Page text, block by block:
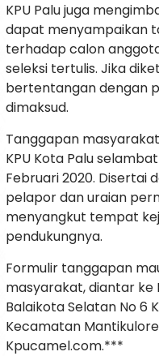
KPU Palu juga
dapat menyampaikan
terhadap calon
seleksi tertulis. Jika
bertentangan dengan
dimaksud.
Tanggapan
KPU Kota Palu
Februari 2020. Disertai
pelapor dan uraian
menyangkut tempat
pendukungnya.
Formulir tanggapan
masyarakat, diantar ke
Balaikota Selatan No 6
Kecamatan
Kpucamel.com.***